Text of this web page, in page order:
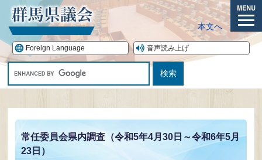
の
先
頭
メ
ニ
本文へ
Foreign Language 音声読み上げ
常任委員会県内調査（令和5年4月30日～令和6年5月
23日）